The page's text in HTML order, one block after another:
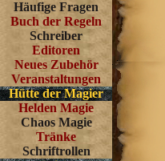
Häufige Fragen
Buch der Regeln
Schreiber
Editoren
Neues Zubehör
Veranstaltungen
Hütte der Magier
Helden Magie
Chaos Magie
Tränke
Schriftrollen